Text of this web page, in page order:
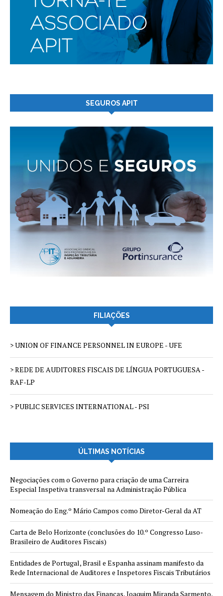
SEGUROS APIT
FILIAÇÕES
> UNION OF FINANCE PERSONNEL IN EUROPE - UFE
> REDE DE AUDITORES FISCAIS DE LÍNGUA PORTUGUESA -
RAF-LP
> PUBLIC SERVICES INTERNATIONAL - PSI
ÚLTIMAS NOTÍCIAS
Negociações com o Governo para criação de uma Carreira
Especial Inspetiva transversal na Administração Pública
Nomeação do Eng.º Mário Campos como Diretor-Geral da AT
Carta de Belo Horizonte (conclusões do 10.º Congresso Luso-
Brasileiro de Auditores Fiscais)
Entidades de Portugal, Brasil e Espanha assinam manifesto da
Rede Internacional de Auditores e Inspetores Fiscais Tributários
Mensagem do Ministro das Finanças, Joaquim Miranda Sarmento,